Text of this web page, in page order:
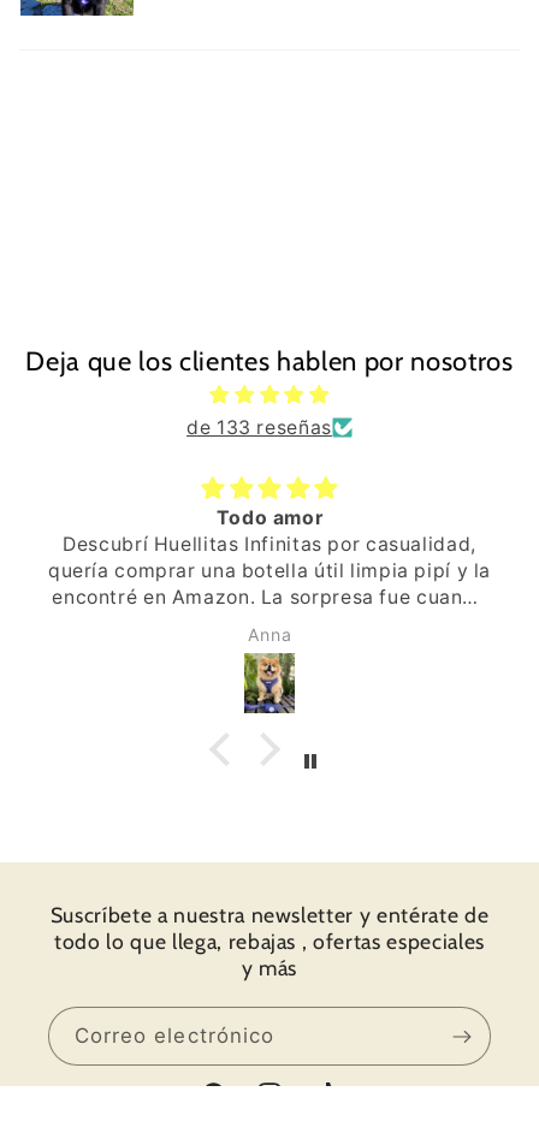
Deja que los clientes hablen por nosotros
de 133 reseñas
Diseño genial, suave y caliente
La opción mediana pera un perro o un gato
pequeño o mediano va genial. Los colores y el
diseño son vivos y de buena calidad. El
interior es también muy suave y calentito. El
proceso de compra y envío todo genial.
Esperanza FM
Suscríbete a nuestra newsletter y entérate de
todo lo que llega, rebajas , ofertas especiales
y más
Correo electrónico